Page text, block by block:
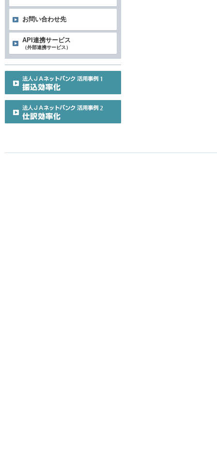
お問い合わせ先
API連携サービス
（外部連携サービス）